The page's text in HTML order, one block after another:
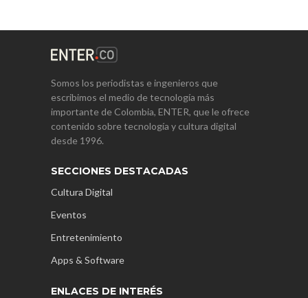
Somos los periodistas e ingenieros que
escribimos el medio de tecnología más
importante de Colombia, ENTER, que le ofrece
contenido sobre tecnología y cultura digital
desde 1996.
SECCIONES DESTACADAS
Cultura Digital
Eventos
Entretenimiento
Apps & Software
ENLACES DE INTERÉS